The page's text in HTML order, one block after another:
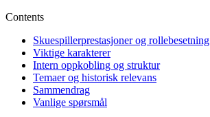
Contents
Skuespillerprestasjoner og rollebesetning
Viktige karakterer
Intern oppkobling og struktur
Temaer og historisk relevans
Sammendrag
Vanlige spørsmål